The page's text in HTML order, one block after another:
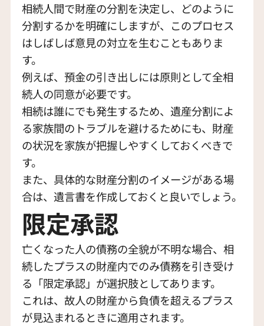
相続人間で財産の分割を決定し、どのように
分割するかを明確にしますが、このプロセス
はしばしば意見の対立を生むこともありま
す。
例えば、預金の引き出しには原則として全相
続人の同意が必要です。
相続は誰にでも発生するため、遺産分割によ
る家族間のトラブルを避けるためにも、財産
の状況を家族が把握しやすくしておくべきで
す。
また、具体的な財産分割のイメージがある場
合は、遺言書を作成しておくと良いでしょう。
限定承認
亡くなった人の債務の全貌が不明な場合、相
続したプラスの財産内でのみ債務を引き受け
る「限定承認」が選択肢としてあります。
これは、故人の財産から負債を超えるプラス
が見込まれるときに適用されます。